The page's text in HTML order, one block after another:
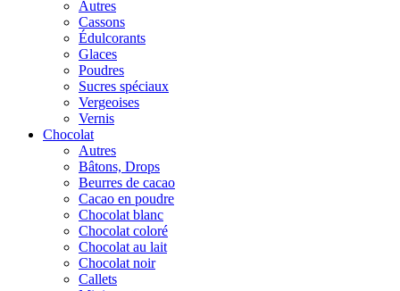
Autres
Cassons
Édulcorants
Glaces
Poudres
Sucres spéciaux
Vergeoises
Vernis
Chocolat
Autres
Bâtons, Drops
Beurres de cacao
Cacao en poudre
Chocolat blanc
Chocolat coloré
Chocolat au lait
Chocolat noir
Callets